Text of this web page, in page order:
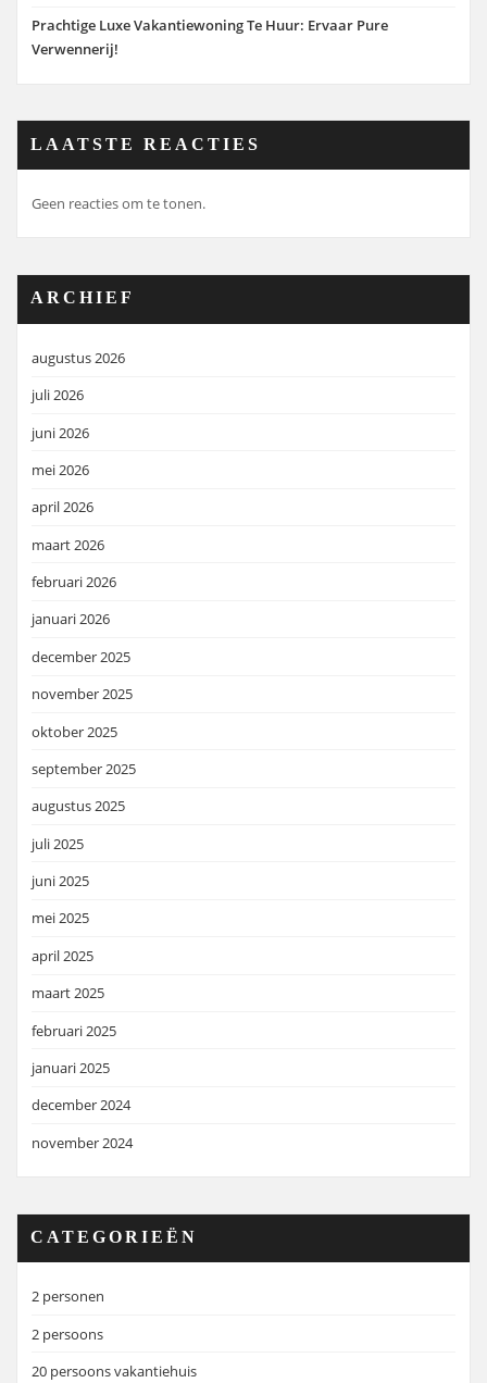
Prachtige Luxe Vakantiewoning Te Huur: Ervaar Pure
Verwennerij!
LAATSTE REACTIES
Geen reacties om te tonen.
ARCHIEF
augustus 2026
juli 2026
juni 2026
mei 2026
april 2026
maart 2026
februari 2026
januari 2026
december 2025
november 2025
oktober 2025
september 2025
augustus 2025
juli 2025
juni 2025
mei 2025
april 2025
maart 2025
februari 2025
januari 2025
december 2024
november 2024
CATEGORIEËN
2 personen
2 persoons
20 persoons vakantiehuis